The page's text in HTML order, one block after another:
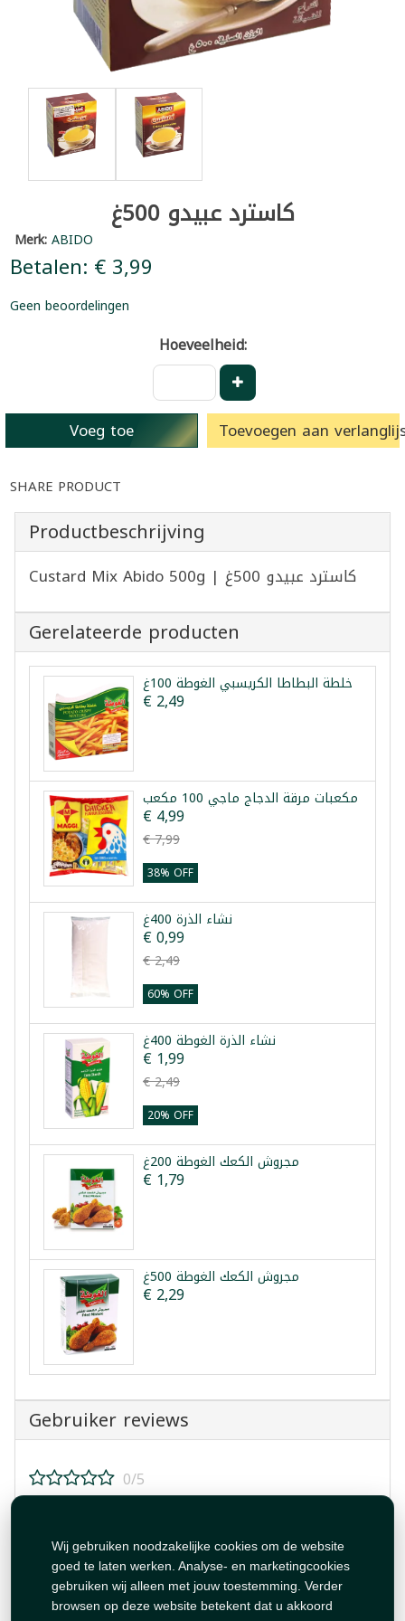
Wij gebruiken noodzakelijke cookies om de website
goed te laten werken. Analyse- en marketingcookies
gebruiken wij alleen met jouw toestemming. Verder
browsen op deze website betekent dat u akkoord
كاسترد عبيدو 500غ
Merk:ABIDO
Betalen: € 3,99
Geen beoordelingen
Hoeveelheid:
Voeg toe Toevoegen aan
SHARE PRODUCT
Productbeschrijving
Custard Mix Abido 500g | كاسترد عبيدو 500غ
Gerelateerde producten
خلطة البطاطا الكريسبي الغوطة 100غ
€ 2,49
مكعبات مرقة الدجاج ماجي 100 مكعب
€ 4,99
€ 7,99
38% OFF
نشاء الذرة 400غ
€ 0,99
€ 2,49
60% OFF
نشاء الذرة الغوطة 400غ
€ 1,99
€ 2,49
20% OFF
مجروش الكعك الغوطة 200غ
€ 1,79
مجروش الكعك الغوطة 500غ
€ 2,29
Gebruiker reviews
0/5